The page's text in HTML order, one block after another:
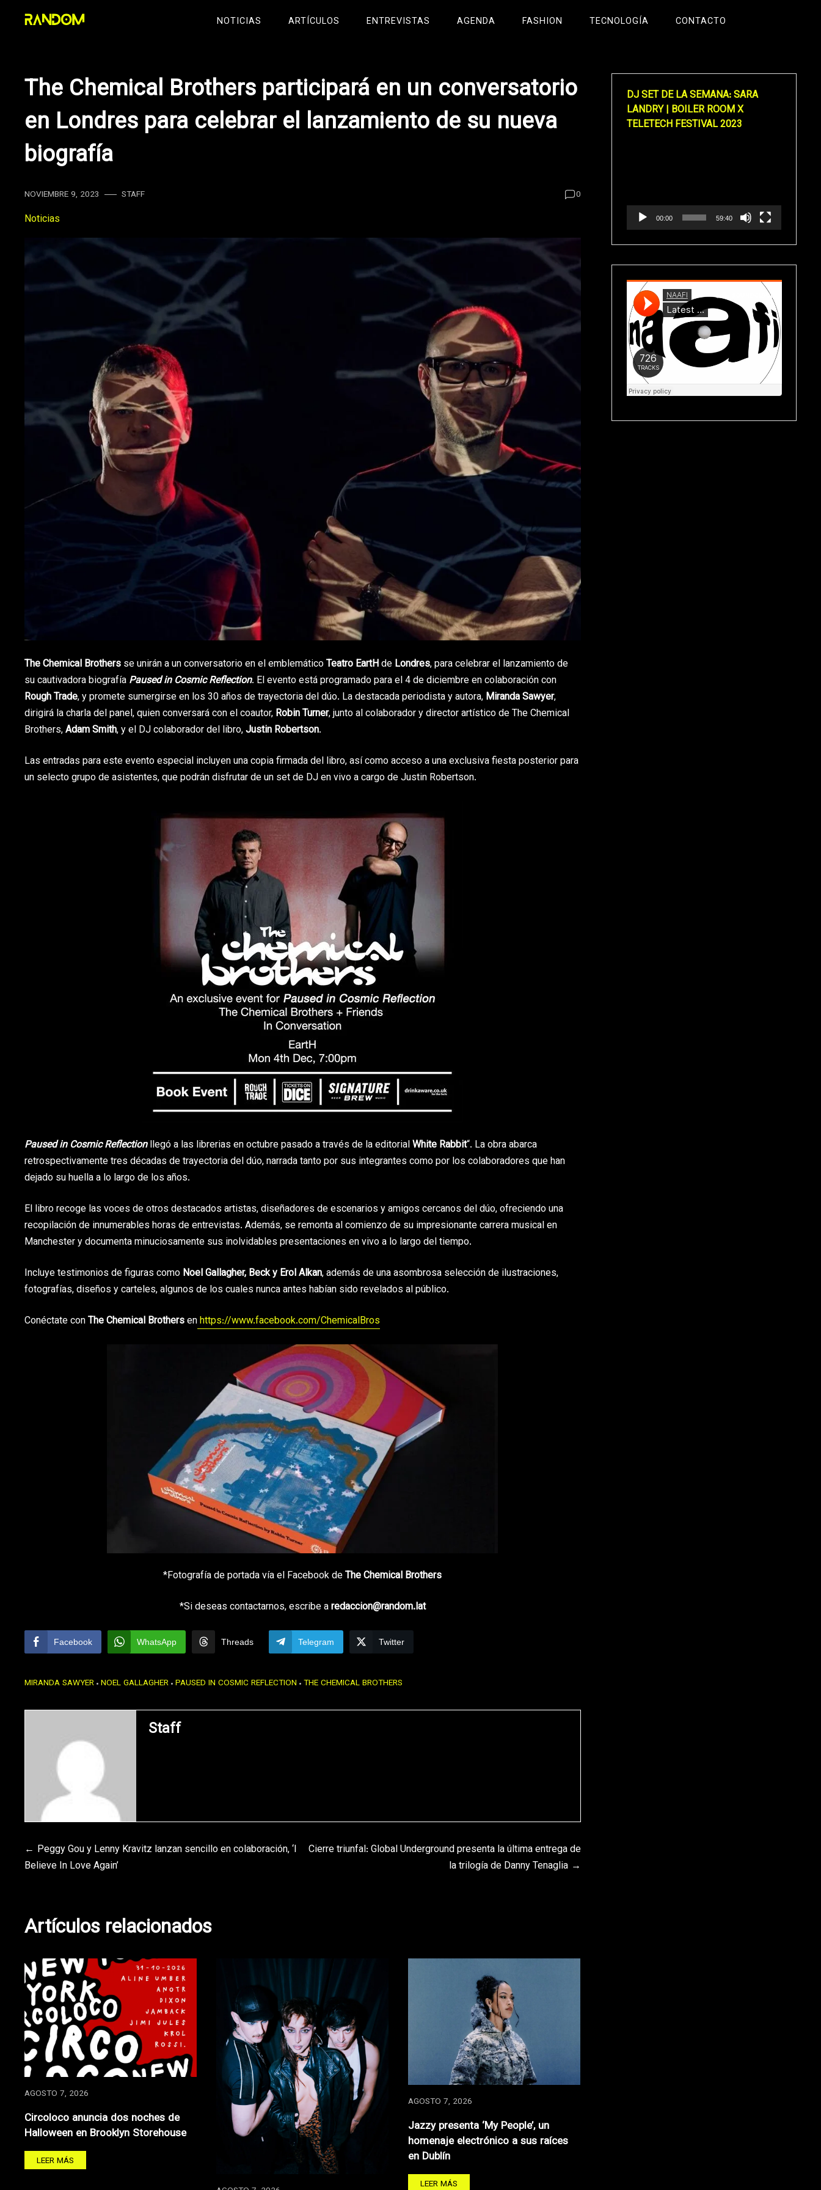
NOTICIAS ARTÍCULOS ENTREVISTAS AGENDA FASHION TECNOLOGÍA CONTACTO
The Chemical Brothers participará en un conversatorio
en Londres para celebrar el lanzamiento de su nueva
biografía
NOVIEMBRE 9, 2023 STAFF 0
Noticias
The Chemical Brothers se unirán a un conversatorio en el emblemáticoTeatro EartHde Londres, para celebrar el lanzamiento de
su cautivadora biografía Paused in Cosmic Reflection. El evento está programado para el 4 de diciembre en colaboración con
Rough Trade, y promete sumergirse en los 30 años de trayectoria del dúo. La destacada periodista y autora, Miranda Sawyer,
dirigirá la charla del panel, quien conversará con el coautor, Robin Turner, junto al colaborador y director artístico de The Chemical
Brothers,Adam Smith, y el DJ colaborador del libro,Justin Robertson.
Las entradas para este evento especial incluyen una copia firmada del libro, así como acceso a una exclusiva fiesta posterior para
un selecto grupo de asistentes, que podrán disfrutar de un set de DJ en vivo a cargo de Justin Robertson.
Paused in Cosmic Reflectionllegó a las librerias en octubre pasado a través de la editorialWhite Rabbit“. La obra abarca
retrospectivamente tres décadas de trayectoria del dúo, narrada tanto por sus integrantes como por los colaboradores que han
dejado su huella a lo largo de los años.
El libro recoge las voces de otros destacados artistas, diseñadores de escenarios y amigos cercanos del dúo, ofreciendo una
recopilación de innumerables horas de entrevistas. Además, se remonta al comienzo de su impresionante carrera musical en
Manchester y documenta minuciosamente sus inolvidables presentaciones en vivo a lo largo del tiempo.
Incluye testimonios de figuras como Noel Gallagher, Beck y Erol Alkan, además de una asombrosa selección de ilustraciones,
fotografías, diseños y carteles, algunos de los cuales nunca antes habían sido revelados al público.
Conéctate conThe Chemical Brothersenhttps://www.facebook.com/ChemicalBros
*Fotografía de portada vía el Facebook deThe Chemical Brothers
*Si deseas contactarnos, escribe aredaccion@random.lat
Facebook WhatsApp Threads Telegram Twitter
MIRANDA SAWYER NOEL GALLAGHER PAUSED IN COSMIC REFLECTION THE CHEMICAL BROTHERS
Staff
Navegación
entradas
Peggy Gou y Lenny Kravitz lanzan sencillo en colaboración, ‘I
Believe In Love Again’
Cierre triunfal: Global Underground presenta la última entrega de
la trilogía de Danny Tenaglia
Artículos relacionados
AGOSTO 7, 2026
Circoloco anuncia dos noches de
Halloween en Brooklyn Storehouse
LEER MÁS
AGOSTO 7, 2026
Jazzy presenta ‘My People’, un
homenaje electrónico a sus raíces
en Dublín
LEER MÁS
DJ SET DE LA SEMANA: SARA
LANDRY | BOILER ROOM X
TELETECH FESTIVAL 2023
00:00 59:40